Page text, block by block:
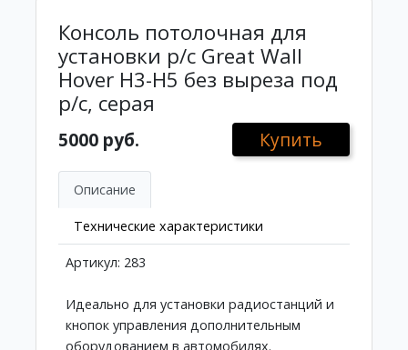
Консоль потолочная для
установки р/c Great Wall
Hover H3-H5 без выреза под
р/c, серая
5000 руб. Купить
Описание
Технические характеристики
Артикул: 283
Идеально для установки радиостанций и
кнопок управления дополнительным
оборудованием в автомобилях.